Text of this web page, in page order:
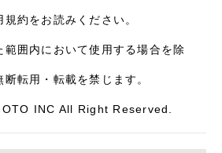
約をお読みください。
囲内において使用する場合を除
転用・転載を禁じます。
INC All Right Reserved.